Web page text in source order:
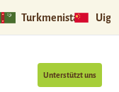
Turkmenistan
Unterstützt uns